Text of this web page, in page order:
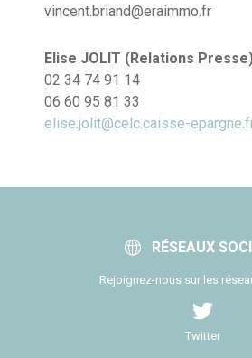
vincent.briand@eraimmo.fr
Elise JOLIT (Relations
02 34 74 91 14
06 60 95 81 33
elise.jolit@celc.caisse-
RÉSEAUX
Rejoignez-nous sur les
Twitter